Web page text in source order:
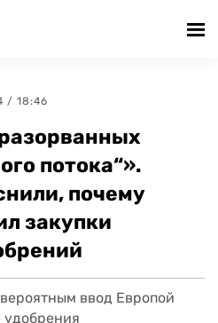
/ 18:46
потока“».
почему
закупки
ввод Европой